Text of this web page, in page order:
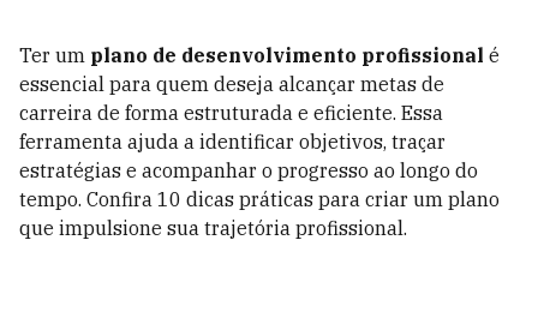
Ter um plano de desenvolvimento profissional é
essencial para quem deseja alcançar metas de
carreira de forma estruturada e eficiente. Essa
ferramenta ajuda a identificar objetivos, traçar
estratégias e acompanhar o progresso ao longo do
tempo. Confira 10 dicas práticas para criar um plano
que impulsione sua trajetória profissional.